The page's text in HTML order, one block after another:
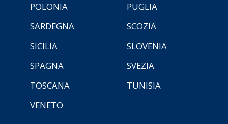
POLONIA
PUGLIA
SARDEGNA
SCOZIA
SICILIA
SLOVENIA
SPAGNA
SVEZIA
TOSCANA
TUNISIA
VENETO